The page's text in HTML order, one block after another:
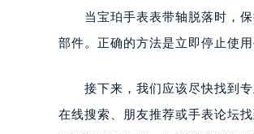
当宝珀手表表带轴脱落时，保
部件。正确的方法是立即停止使
接下来，我们应该尽快找到专
在线搜索、朋友推荐或手表论坛